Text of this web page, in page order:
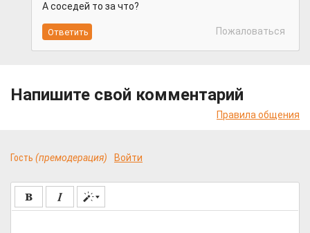
А соседей то за что?
Пожаловаться
Напишите свой комментарий
Правила общения
Гость (премодерация) Войти